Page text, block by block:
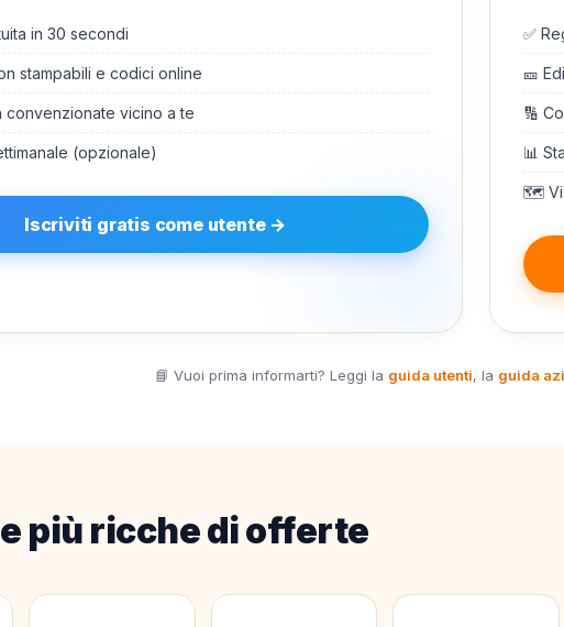
in 30 secondi
stampabili e codici online
convenzionate vicino a te
(opzionale)
Iscriviti gratis come utente →
✅
🎫
🔢
📊
🗺️
📘 Vuoi prima informarti? Leggi la guida utenti, la guida
più ricche di offerte